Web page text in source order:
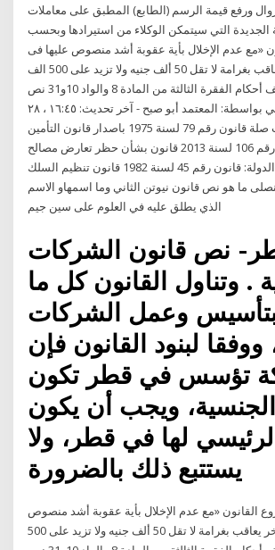
ورفع قيمة الرسم (الطابع) المطبق على معاملات
الجديدة التي سيتمكن الوكلاء من استيرادها وبحسب
«مع عدم الإخلال بأية عقوبة أشد منصوص عليها فى
أى قانون آخر يعاقب بغرامة لا تقل 50 ألف جنيه ولا تزيد على 500 الف
جنيه كل من خالف أحكام الفقرة الثالثة من المادة 8 والواد 10و31 نص
قانون نيوتن الثاني بواسطة: المعتمد أبو صبح - آخر تحديث: ١٦:٤٥ ، ٢٨
يونيو ٢٠١٩ ذات صلة قانون رقم 79 لسنة 1975 باصدار قانون التأمين
الاجتماعى: قانون رقم 106 لسنة 2013 قانون بشأن حظر تعارض مصالح
المسئولين فى الدولة: قانون رقم 45 لسنة 1982 قانون تنظيم السلك
ما هو نص قانون نيوتن الثاني وما اسمهاو الاسم
الذي يطلق عليه في العلوم على سين جيم
نص قانون الشركات
. وتناول القانون كل ما
بتأسيس وعمل الشركات
لبنود القانون فإن
تؤسس في قطر تكون
ويجب أن يكون
لها في قطر، ولا
يستتبع ذلك بالضرورة
«مع عدم الإخلال بأية عقوبة أشد منصوص
عليها فى أى قانون آخر يعاقب بغرامة لا تقل 50 ألف جنيه ولا تزيد على 500